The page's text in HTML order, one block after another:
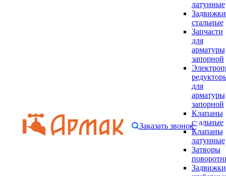
латунные
Задвижки
стальные
Запчасти
для
арматуры
запорной
для
арматуры
запорной
Клапаны
стальные
Клапаны
латунные
Затворы
Задвижки
Заказать звонок